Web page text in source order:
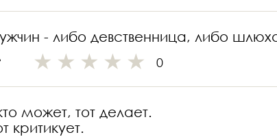
- либо девственница, либо
0
может, тот делает.
критикует.